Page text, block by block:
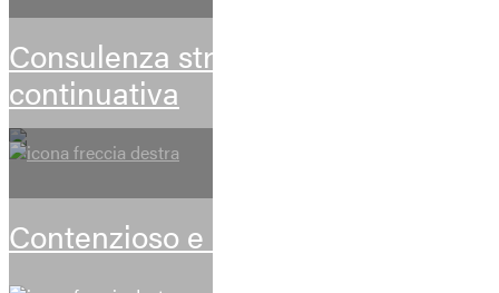
Consulenza stragiudiziale
continuativa
Contenzioso e arbitrati